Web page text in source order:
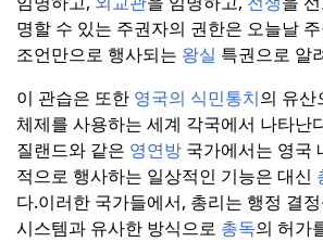
명할 수 있는 주권자의 권한은 오늘날
조언만으로 행사되는 왕실 특권으로 알
이 관습은 또한 영국의 식민통치의 유산
체제를 사용하는 세계 각국에서 나타난
질랜드와 같은 영연방 국가에서는 영국
적으로 행사하는 일상적인 기능은 대신
다.이러한 국가들에서, 총리는 행정 결
시스템과 유사한 방식으로 총독의 허가